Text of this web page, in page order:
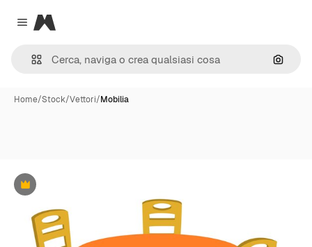
Close menu
Magnific
Cerca
Home/Stock/Vettori/Mobilia
Premium